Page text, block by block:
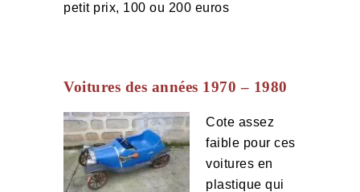
petit prix, 100 ou 200 euros
Voitures des années 1970 – 1980
Cote assez
faible pour ces
voitures en
plastique qui